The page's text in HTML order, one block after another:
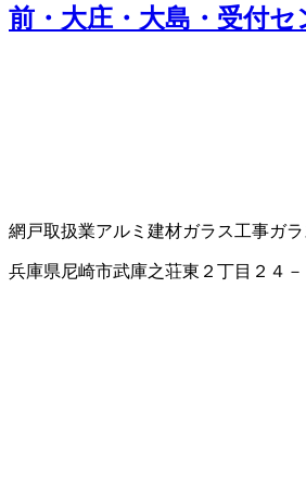
前・大庄・大島・受付セ
網戸取扱業アルミ建材ガラス工事ガ
兵庫県尼崎市武庫之荘東２丁目２４－